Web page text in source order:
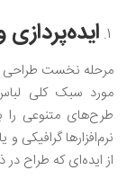
مرحله نخست طراحی
مورد سبک کلی
طرح‌های متنوعی را
نرم‌افزارها
از ایده‌‌ای که طراح